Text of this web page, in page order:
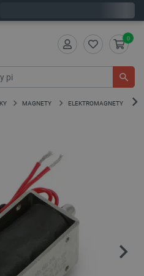
0
MAGNETY ELEKTROMAGNETY